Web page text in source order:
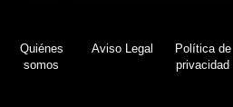
Quiénes
somos
Aviso Legal
Política de
privacidad